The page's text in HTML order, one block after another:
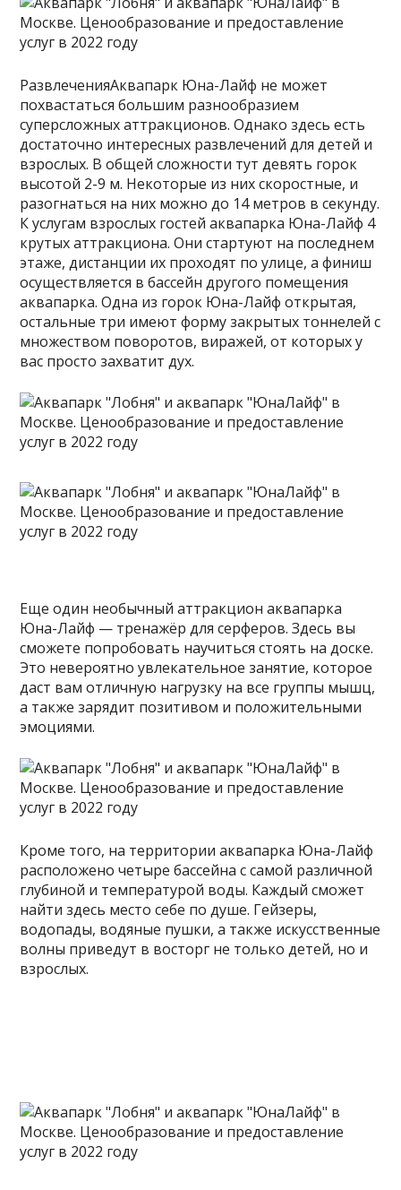
РазвлеченияАквапарк Юна-Лайф не может
похвастаться большим разнообразием
суперсложных аттракционов. Однако здесь есть
достаточно интересных развлечений для детей и
взрослых. В общей сложности тут девять горок
высотой 2-9 м. Некоторые из них скоростные, и
разогнаться на них можно до 14 метров в секунду.
К услугам взрослых гостей аквапарка Юна-Лайф 4
крутых аттракциона. Они стартуют на последнем
этаже, дистанции их проходят по улице, а финиш
осуществляется в бассейн другого помещения
аквапарка. Одна из горок Юна-Лайф открытая,
остальные три имеют форму закрытых тоннелей с
множеством поворотов, виражей, от которых у
вас просто захватит дух.
Еще один необычный аттракцион аквапарка
Юна-Лайф — тренажёр для серферов. Здесь вы
сможете попробовать научиться стоять на доске.
Это невероятно увлекательное занятие, которое
даст вам отличную нагрузку на все группы мышц,
а также зарядит позитивом и положительными
эмоциями.
Кроме того, на территории аквапарка Юна-Лайф
расположено четыре бассейна с самой различной
глубиной и температурой воды. Каждый сможет
найти здесь место себе по душе. Гейзеры,
водопады, водяные пушки, а также искусственные
волны приведут в восторг не только детей, но и
взрослых.